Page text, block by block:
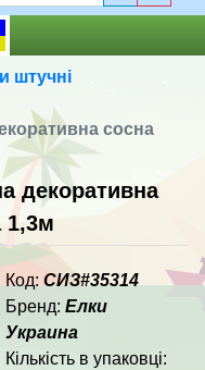
штучні
сосна
декоративна
1,3м
Код: СИЗ#35314
Бренд: Елки
Украина
Кількість в упаковці: